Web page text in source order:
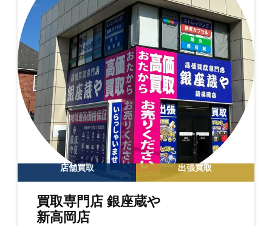
店舗買取 出張買取
買取専門店 銀座蔵や
新高岡店